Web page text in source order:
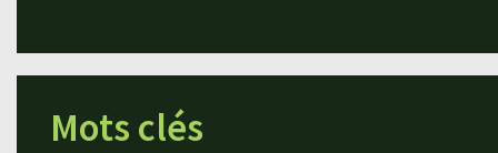
Mots clés